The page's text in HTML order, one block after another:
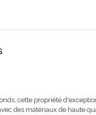
cette propriété
des matériaux de haute